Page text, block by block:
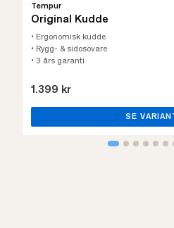
Tempur
Original Kudde
• Ergonomisk kudde
• Rygg- & sidosovare
• 3 års garanti
1.399 kr
SE